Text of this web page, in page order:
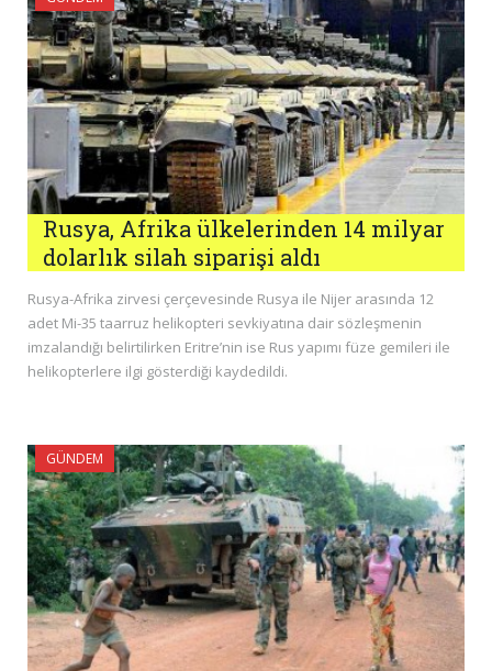
Rusya, Afrika ülkelerinden 14 milyar
dolarlık silah siparişi aldı
Rusya-Afrika zirvesi çerçevesinde Rusya ile Nijer arasında 12
adet Mi-35 taarruz helikopteri sevkiyatına dair sözleşmenin
imzalandığı belirtilirken Eritre’nin ise Rus yapımı füze gemileri ile
helikopterlere ilgi gösterdiği kaydedildi.
GÜNDEM